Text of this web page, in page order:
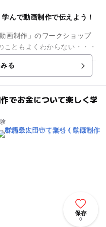
んで動画制作で伝えよう！
画制作」のワークショップ
る
でお金について楽しく学
保存
0